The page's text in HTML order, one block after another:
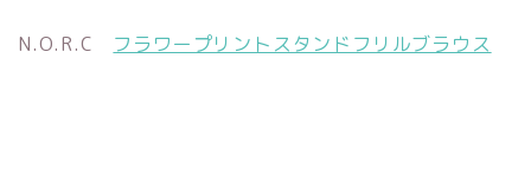
N.O.R.C フラワープリントスタンドフリルブラウス